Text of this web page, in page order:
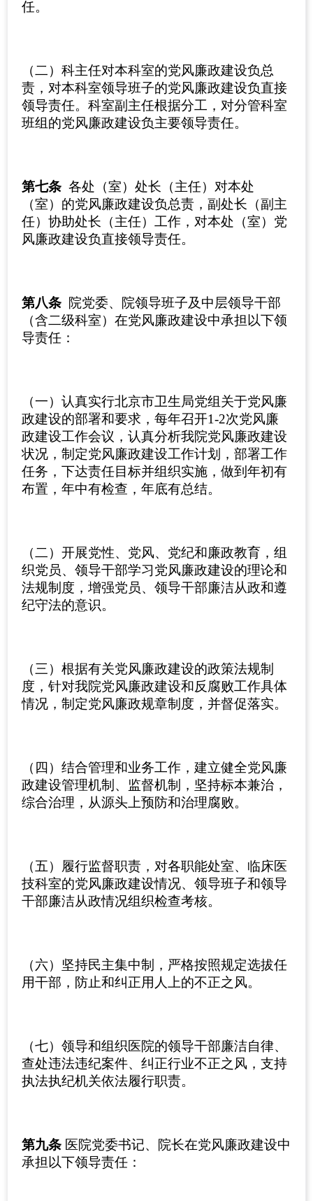
任。
（二）科主任对本科室的党风廉政建设负总
责，对本科室领导班子的党风廉政建设负直接
领导责任。科室副主任根据分工，对分管科室
班组的党风廉政建设负主要领导责任。
第七条 各处（室）处长（主任）对本处
（室）的党风廉政建设负总责，副处长（副主
任）协助处长（主任）工作，对本处（室）党
风廉政建设负直接领导责任。
第八条 院党委、院领导班子及中层领导干部
（含二级科室）在党风廉政建设中承担以下领
导责任：
（一）认真实行北京市卫生局党组关于党风廉
政建设的部署和要求，每年召开1-2次党风廉
政建设工作会议，认真分析我院党风廉政建设
状况，制定党风廉政建设工作计划，部署工作
任务，下达责任目标并组织实施，做到年初有
布置，年中有检查，年底有总结。
（二）开展党性、党风、党纪和廉政教育，组
织党员、领导干部学习党风廉政建设的理论和
法规制度，增强党员、领导干部廉洁从政和遵
纪守法的意识。
（三）根据有关党风廉政建设的政策法规制
度，针对我院党风廉政建设和反腐败工作具体
情况，制定党风廉政规章制度，并督促落实。
（四）结合管理和业务工作，建立健全党风廉
政建设管理机制、监督机制，坚持标本兼治，
综合治理，从源头上预防和治理腐败。
（五）履行监督职责，对各职能处室、临床医
技科室的党风廉政建设情况、领导班子和领导
干部廉洁从政情况组织检查考核。
（六）坚持民主集中制，严格按照规定选拔任
用干部，防止和纠正用人上的不正之风。
（七）领导和组织医院的领导干部廉洁自律、
查处违法违纪案件、纠正行业不正之风，支持
执法执纪机关依法履行职责。
第九条 医院党委书记、院长在党风廉政建设中
承担以下领导责任：